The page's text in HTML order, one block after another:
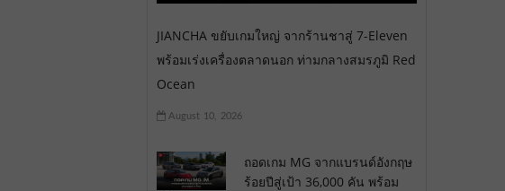
JIANCHA ขยับเกมใหญ่ จากร้านชาสู่ 7-Eleven
พร้อมเร่งเครื่องตลาดนอก ท่ามกลางสมรภูมิ Red
Ocean
August 10, 2026
ถอดเกม MG จากแบรนด์อังกฤษ
ร้อยปีสู่เป้า 36,000 คัน พร้อม